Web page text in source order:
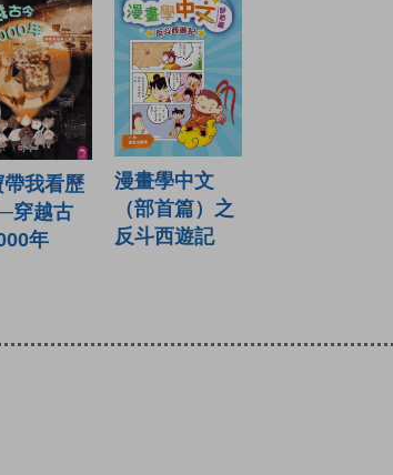
帶我看歷
穿越古
年
漫畫學中文
（部首篇）之
反斗西遊記